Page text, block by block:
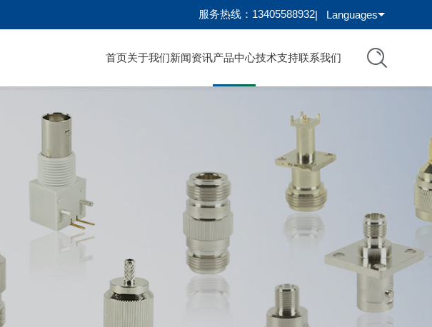
服务热线：13405588932| Languages
首页关于我们新闻资讯产品中心技术支持联系我们